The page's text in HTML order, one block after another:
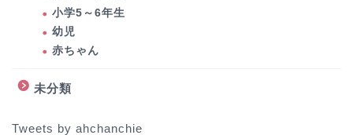
小学5～6年生
幼児
赤ちゃん
未分類
Tweets by ahchanchie